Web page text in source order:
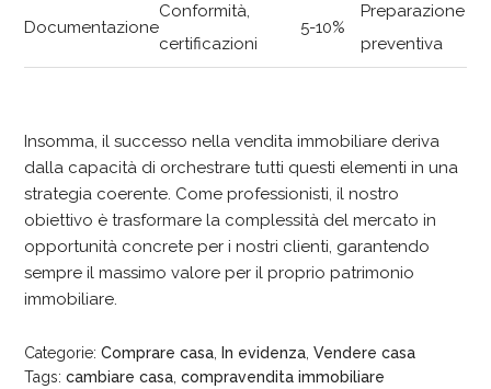
Documentazione
Conformità,
certificazioni
5-10%
Preparazione
preventiva
Insomma, il successo nella vendita immobiliare deriva
dalla capacità di orchestrare tutti questi elementi in una
strategia coerente. Come professionisti, il nostro
obiettivo è trasformare la complessità del mercato in
opportunità concrete per i nostri clienti, garantendo
sempre il massimo valore per il proprio patrimonio
immobiliare.
Categorie:Comprare casa In evidenza ,Vendere casa
Tags:cambiare casa ,compravendita immobiliare